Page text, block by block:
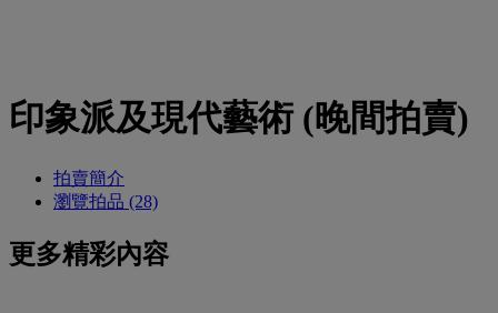
印象派及現代藝術 (晚間拍賣)
拍賣簡介
瀏覽拍品 (28)
更多精彩內容